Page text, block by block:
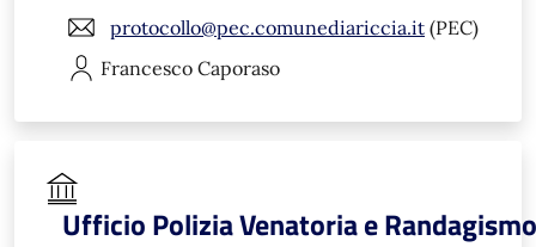
protocollo@pec.comunediariccia.it (PEC)
Francesco Caporaso
Ufficio Polizia Venatoria e Randagismo